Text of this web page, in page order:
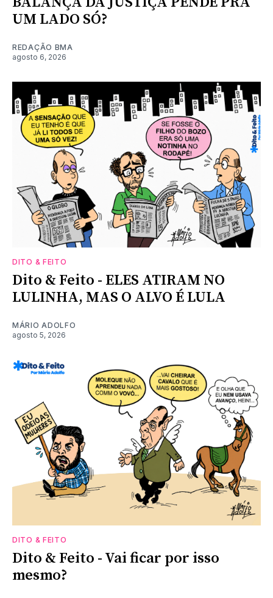
UM LADO SÓ?
REDAÇÃO BMA
agosto 6, 2026
DITO & FEITO
Dito & Feito - ELES ATIRAM NO
LULINHA, MAS O ALVO É LULA
MÁRIO ADOLFO
agosto 5, 2026
DITO & FEITO
Dito & Feito - Vai ficar por isso
mesmo?